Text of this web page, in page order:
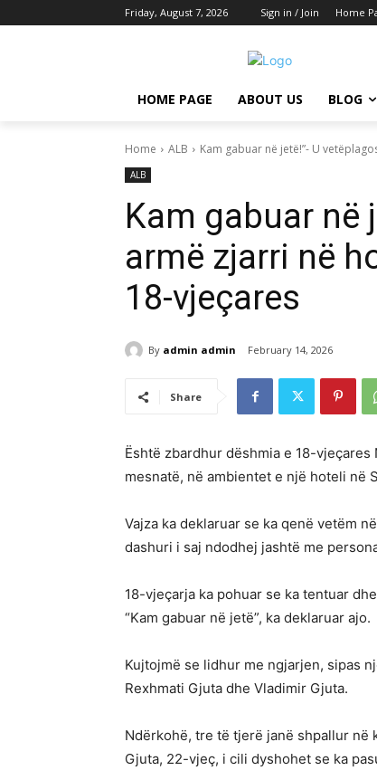
Friday, August 7, 2026 Sign in / Join Home
HOME PAGE ABOUT US BLOG
Home ALB Kam gabuar në jetë!”- U
ALB
Kam gabuar në
armë zjarri në
18-vjeçares
By admin admin February 14, 2026
Share
Është zbardhur dëshmia e 18-
mesnatë, në ambientet e një hoteli në
Vajza ka deklaruar se ka qenë vetëm
dashuri i saj ndodhej jashtë me
18-vjeçarja ka pohuar se ka tentuar
“Kam gabuar në jetë”, ka deklaruar ajo.
Kujtojmë se lidhur me ngjarjen, sipas
Rexhmati Gjuta dhe Vladimir Gjuta.
Ndërkohë, tre të tjerë janë shpallur në
Gjuta, 22-vjeç, i cili dyshohet se ka